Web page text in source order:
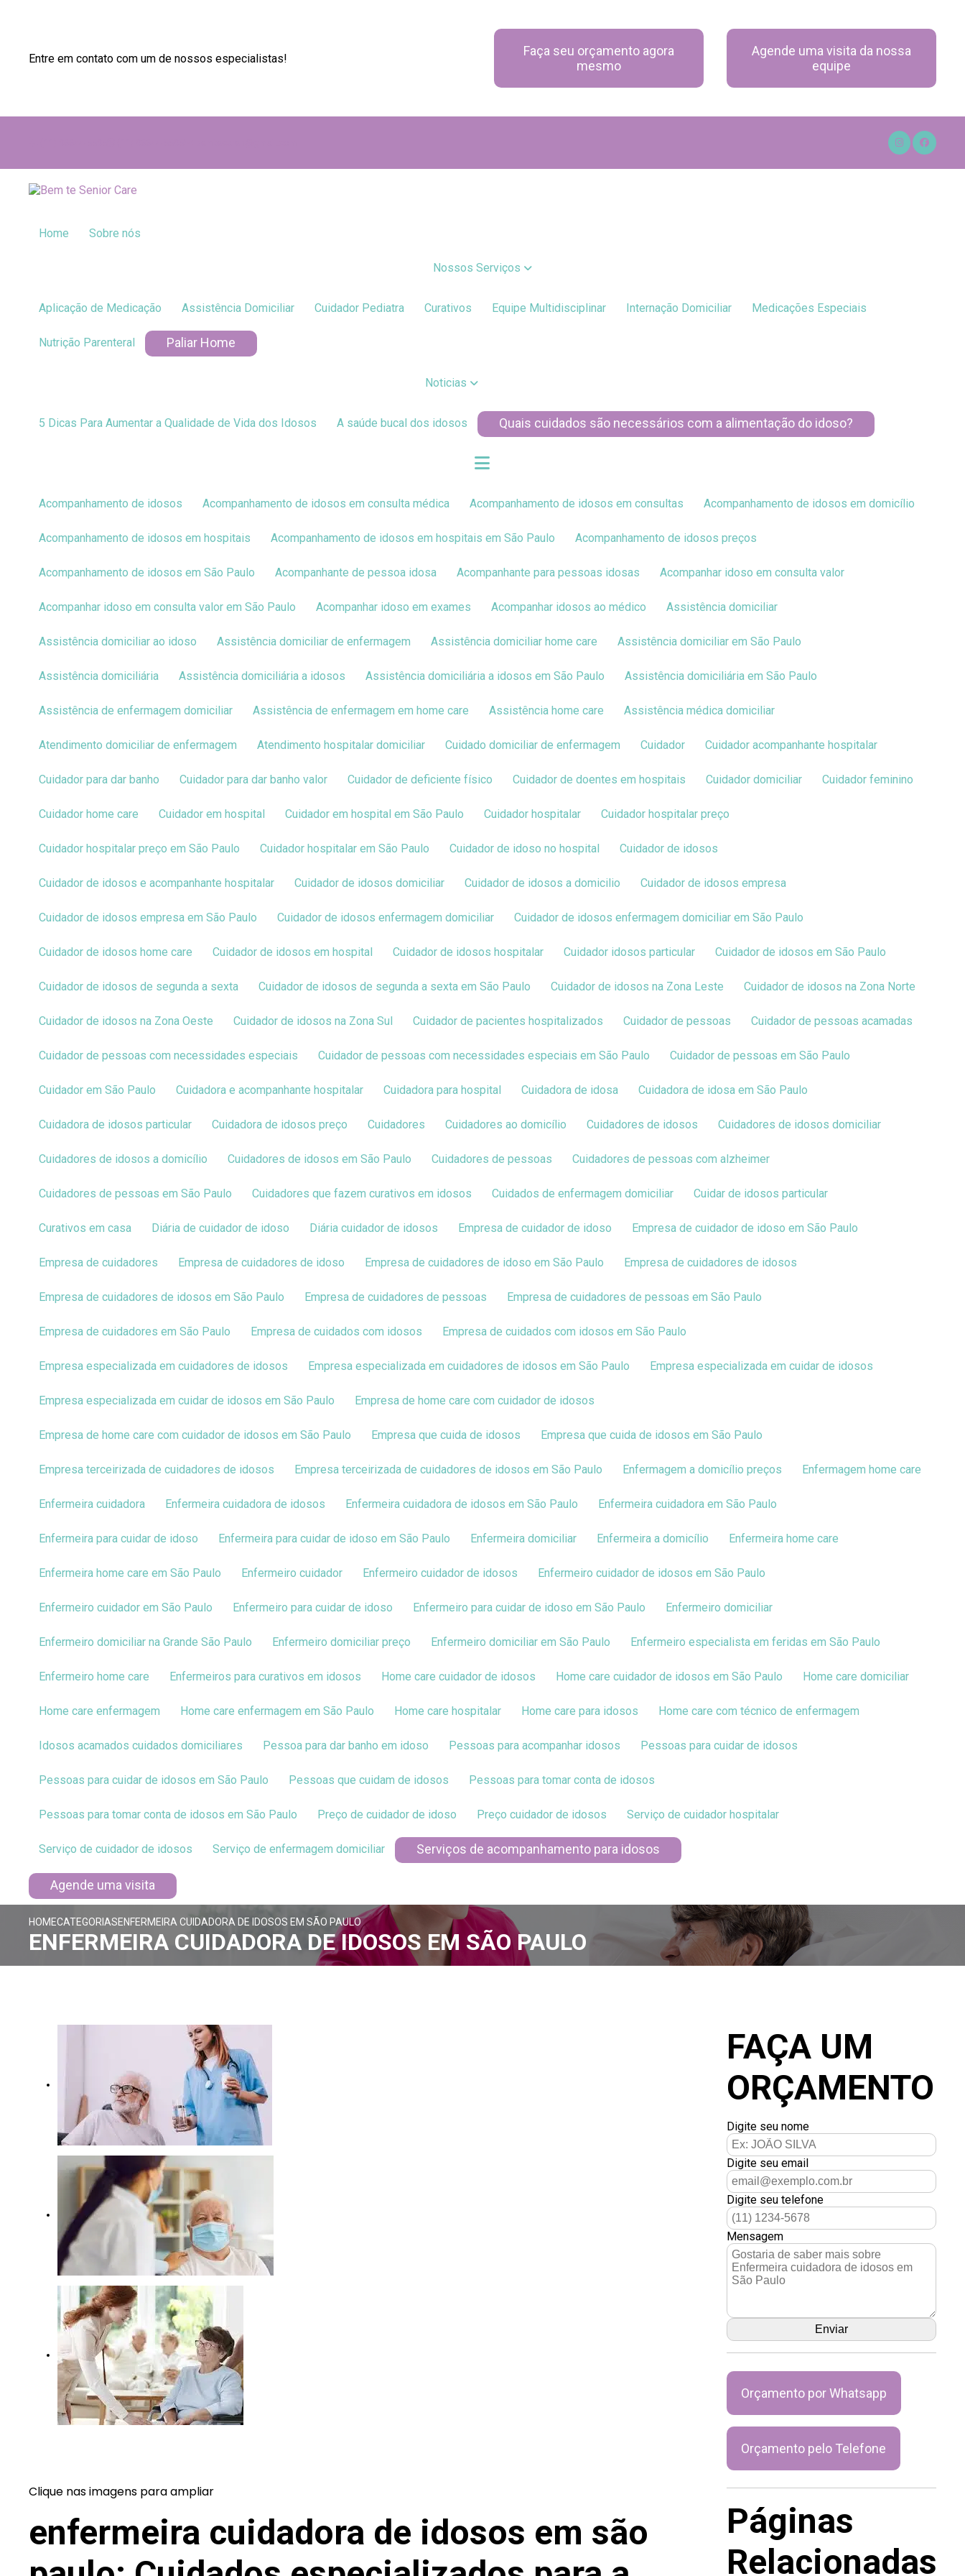
Entre em contato com um de nossos especialistas!
Faça seu orçamento agora
mesmo
Agende uma visita da nossa
equipe
Home Sobre nós
Nossos Serviços
Aplicação de Medicação Assistência Domiciliar Cuidador Pediatra Curativos Equipe Multidisciplinar Internação Domiciliar Medicações Especiais
Nutrição Parenteral Paliar Home
Noticias
5 Dicas Para Aumentar a Qualidade de Vida dos Idosos A saúde bucal dos idosos Quais cuidados são necessários com a alimentação do idoso?
Acompanhamento de idosos Acompanhamento de idosos em consulta médica Acompanhamento de idosos em consultas Acompanhamento de idosos em domicílio
Acompanhamento de idosos em hospitais Acompanhamento de idosos em hospitais em São Paulo Acompanhamento de idosos preços
Acompanhamento de idosos em São Paulo Acompanhante de pessoa idosa Acompanhante para pessoas idosas Acompanhar idoso em consulta valor
Acompanhar idoso em consulta valor em São Paulo Acompanhar idoso em exames Acompanhar idosos ao médico Assistência domiciliar
Assistência domiciliar ao idoso Assistência domiciliar de enfermagem Assistência domiciliar home care Assistência domiciliar em São Paulo
Assistência domiciliária Assistência domiciliária a idosos Assistência domiciliária a idosos em São Paulo Assistência domiciliária em São Paulo
Assistência de enfermagem domiciliar Assistência de enfermagem em home care Assistência home care Assistência médica domiciliar
Atendimento domiciliar de enfermagem Atendimento hospitalar domiciliar Cuidado domiciliar de enfermagem Cuidador Cuidador acompanhante hospitalar
Cuidador para dar banho Cuidador para dar banho valor Cuidador de deficiente físico Cuidador de doentes em hospitais Cuidador domiciliar Cuidador feminino
Cuidador home care Cuidador em hospital Cuidador em hospital em São Paulo Cuidador hospitalar Cuidador hospitalar preço
Cuidador hospitalar preço em São Paulo Cuidador hospitalar em São Paulo Cuidador de idoso no hospital Cuidador de idosos
Cuidador de idosos e acompanhante hospitalar Cuidador de idosos domiciliar Cuidador de idosos a domicilio Cuidador de idosos empresa
Cuidador de idosos empresa em São Paulo Cuidador de idosos enfermagem domiciliar Cuidador de idosos enfermagem domiciliar em São Paulo
Cuidador de idosos home care Cuidador de idosos em hospital Cuidador de idosos hospitalar Cuidador idosos particular Cuidador de idosos em São Paulo
Cuidador de idosos de segunda a sexta Cuidador de idosos de segunda a sexta em São Paulo Cuidador de idosos na Zona Leste Cuidador de idosos na Zona Norte
Cuidador de idosos na Zona Oeste Cuidador de idosos na Zona Sul Cuidador de pacientes hospitalizados Cuidador de pessoas Cuidador de pessoas acamadas
Cuidador de pessoas com necessidades especiais Cuidador de pessoas com necessidades especiais em São Paulo Cuidador de pessoas em São Paulo
Cuidador em São Paulo Cuidadora e acompanhante hospitalar Cuidadora para hospital Cuidadora de idosa Cuidadora de idosa em São Paulo
Cuidadora de idosos particular Cuidadora de idosos preço Cuidadores Cuidadores ao domicílio Cuidadores de idosos Cuidadores de idosos domiciliar
Cuidadores de idosos a domicílio Cuidadores de idosos em São Paulo Cuidadores de pessoas Cuidadores de pessoas com alzheimer
Cuidadores de pessoas em São Paulo Cuidadores que fazem curativos em idosos Cuidados de enfermagem domiciliar Cuidar de idosos particular
Curativos em casa Diária de cuidador de idoso Diária cuidador de idosos Empresa de cuidador de idoso Empresa de cuidador de idoso em São Paulo
Empresa de cuidadores Empresa de cuidadores de idoso Empresa de cuidadores de idoso em São Paulo Empresa de cuidadores de idosos
Empresa de cuidadores de idosos em São Paulo Empresa de cuidadores de pessoas Empresa de cuidadores de pessoas em São Paulo
Empresa de cuidadores em São Paulo Empresa de cuidados com idosos Empresa de cuidados com idosos em São Paulo
Empresa especializada em cuidadores de idosos Empresa especializada em cuidadores de idosos em São Paulo Empresa especializada em cuidar de idosos
Empresa especializada em cuidar de idosos em São Paulo Empresa de home care com cuidador de idosos
Empresa de home care com cuidador de idosos em São Paulo Empresa que cuida de idosos Empresa que cuida de idosos em São Paulo
Empresa terceirizada de cuidadores de idosos Empresa terceirizada de cuidadores de idosos em São Paulo Enfermagem a domicílio preços Enfermagem home care
Enfermeira cuidadora Enfermeira cuidadora de idosos Enfermeira cuidadora de idosos em São Paulo Enfermeira cuidadora em São Paulo
Enfermeira para cuidar de idoso Enfermeira para cuidar de idoso em São Paulo Enfermeira domiciliar Enfermeira a domicílio Enfermeira home care
Enfermeira home care em São Paulo Enfermeiro cuidador Enfermeiro cuidador de idosos Enfermeiro cuidador de idosos em São Paulo
Enfermeiro cuidador em São Paulo Enfermeiro para cuidar de idoso Enfermeiro para cuidar de idoso em São Paulo Enfermeiro domiciliar
Enfermeiro domiciliar na Grande São Paulo Enfermeiro domiciliar preço Enfermeiro domiciliar em São Paulo Enfermeiro especialista em feridas em São Paulo
Enfermeiro home care Enfermeiros para curativos em idosos Home care cuidador de idosos Home care cuidador de idosos em São Paulo Home care domiciliar
Home care enfermagem Home care enfermagem em São Paulo Home care hospitalar Home care para idosos Home care com técnico de enfermagem
Idosos acamados cuidados domiciliares Pessoa para dar banho em idoso Pessoas para acompanhar idosos Pessoas para cuidar de idosos
Pessoas para cuidar de idosos em São Paulo Pessoas que cuidam de idosos Pessoas para tomar conta de idosos
Pessoas para tomar conta de idosos em São Paulo Preço de cuidador de idoso Preço cuidador de idosos Serviço de cuidador hospitalar
Serviço de cuidador de idosos Serviço de enfermagem domiciliar Serviços de acompanhamento para idosos
Agende uma visita
HOMECATEGORIASENFERMEIRA CUIDADORA DE IDOSOS EM SÃO PAULO
ENFERMEIRA CUIDADORA DE IDOSOS EM SÃO PAULO
Clique nas imagens para ampliar
enfermeira cuidadora de idosos em são
FAÇA UM
ORÇAMENTO
Digite seu nome
Digite seu email
Digite seu telefone
Mensagem
Orçamento por Whatsapp
Orçamento pelo Telefone
Páginas
Relacionadas